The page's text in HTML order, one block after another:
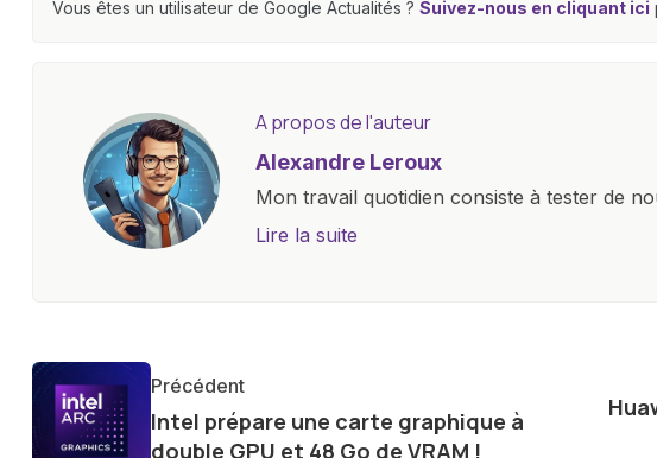
Vous êtes un utilisateur de Google Actualités ? Suivez-nous en cliquant ici
A propos de l'auteur
Alexandre Leroux
Mon travail quotidien consiste à tester de
objectives, à couvrir des lancements de
Lire la suite
Précédent
Intel prépare une carte graphique à
double GPU et 48 Go de VRAM !